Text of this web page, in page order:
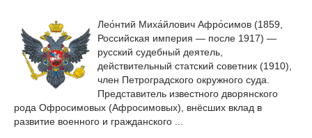
Лео́нтий Миха́йлович Афро́симов (1859,
Российская империя — после 1917) —
русский судебный деятель,
действительный статский советник (1910),
член Петроградского окружного суда.
Представитель известного дворянского
рода Офросимовых (Афросимовых), внёсших вклад в
развитие военного и гражданского ...